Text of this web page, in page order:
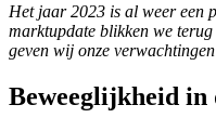
Het jaar 2023 is al weer een
marktupdate blikken we
geven wij onze
Beweeglijkheid in